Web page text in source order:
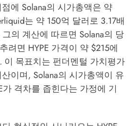
에 Solana의 시가총액은 약
는 약 150억 달러로 3.17배
의 계산에 따르면 Solana의 당
려면 HYPE 가격이 약 $215에
이 목표치는 펀더멘털 가치평가
이며, Solana의 시가총액이 유
가 격차를 좁힌다는 가정에 기